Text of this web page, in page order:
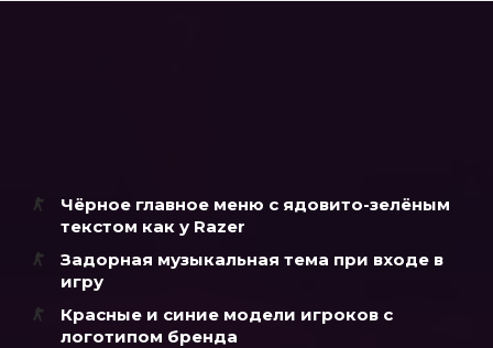
Чёрное главное меню с ядовито-зелёным
текстом как у Razer
Задорная музыкальная тема при входе в
игру
Красные и синие модели игроков с
логотипом бренда